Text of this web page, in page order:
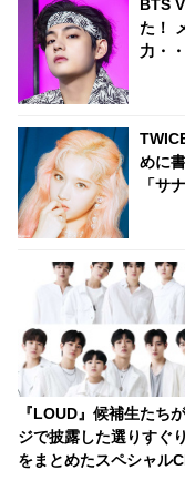
BTS
た！
力・
めに
「サ
『LOUD』候補生たち
ジで披露した選りすぐ
をまとめたスペシャル